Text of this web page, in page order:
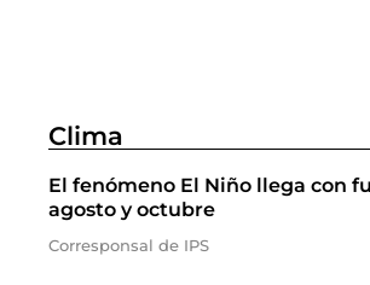
Clima
El fenómeno El Niño llega con
agosto y octubre
Corresponsal de IPS